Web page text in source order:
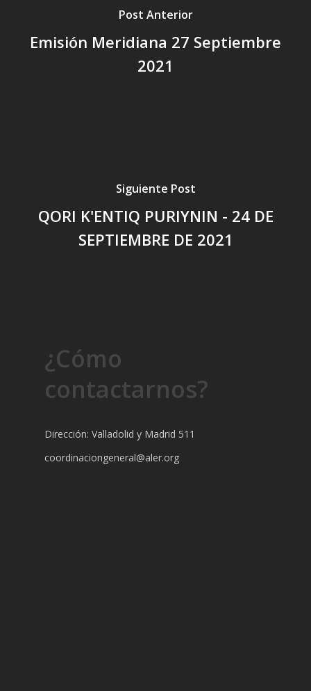
Post Anterior
Emisión Meridiana 27 Septiembre
2021
Siguiente Post
QORI K'ENTIQ PURIYNIN - 24 DE
SEPTIEMBRE DE 2021
¿Cómo
contactarnos?
Dirección: Valladolid y Madrid 511
coordinaciongeneral@aler.org